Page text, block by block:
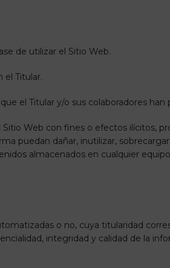
de utilizar el Sitio Web.
el Titular.
el Titular y/o sus colaboradores
Web con fines o efectos ilícitos,
puedan dañar, inutilizar,
almacenados en cualquier
o no, cuya titularidad
integridad y calidad de la